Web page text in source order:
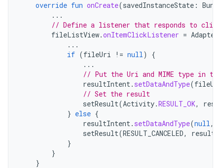
override fun onCreate(savedInstanceState :
...
// Define a listener that responds to
fileListView.onItemClickListener =
...
if (fileUri != null)
{
...
// Put the Uri and MIME type in
resultIntent. setDataAndType(
// Set the result
setResult(Activity.RESULT_OK,
} else {
resultIntent. setDataAndType(null,
setResult(RESULT_CANCELED,
}
}
}